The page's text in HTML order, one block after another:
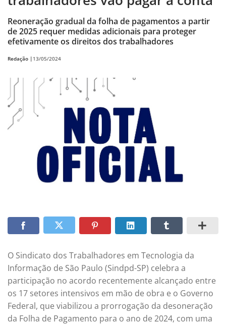
Reoneração gradual da folha de pagamentos a partir
de 2025 requer medidas adicionais para proteger
efetivamente os direitos dos trabalhadores
Redação | 13/05/2024
O Sindicato dos Trabalhadores em Tecnologia da
Informação de São Paulo (Sindpd-SP) celebra a
participação no acordo recentemente alcançado entre
os 17 setores intensivos em mão de obra e o Governo
Federal, que viabilizou a prorrogação da desoneração
da Folha de Pagamento para o ano de 2024, com uma